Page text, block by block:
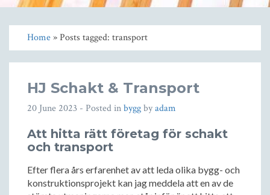
Home» Posts tagged: transport
HJ Schakt & Transport
20 June 2023 - Posted inbyggbyadam
Att hitta rätt företag för schakt
och transport
Efter flera års erfarenhet av att leda olika bygg- och
konstruktionsprojekt kan jag meddela att en av de